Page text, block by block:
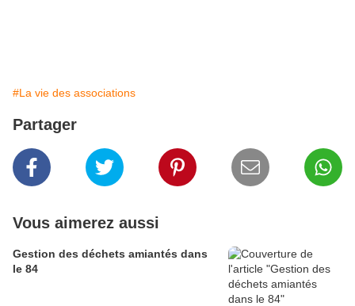
#La vie des associations
Partager
Vous aimerez aussi
Gestion des déchets amiantés dans
le 84